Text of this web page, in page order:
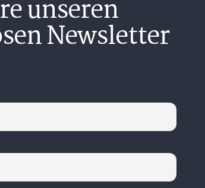
unseren
Newsletter